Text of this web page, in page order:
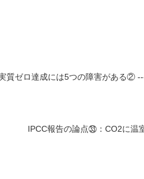
質ゼロ達成には5つの障害がある②
IPCC報告の論点㉝：CO2に温